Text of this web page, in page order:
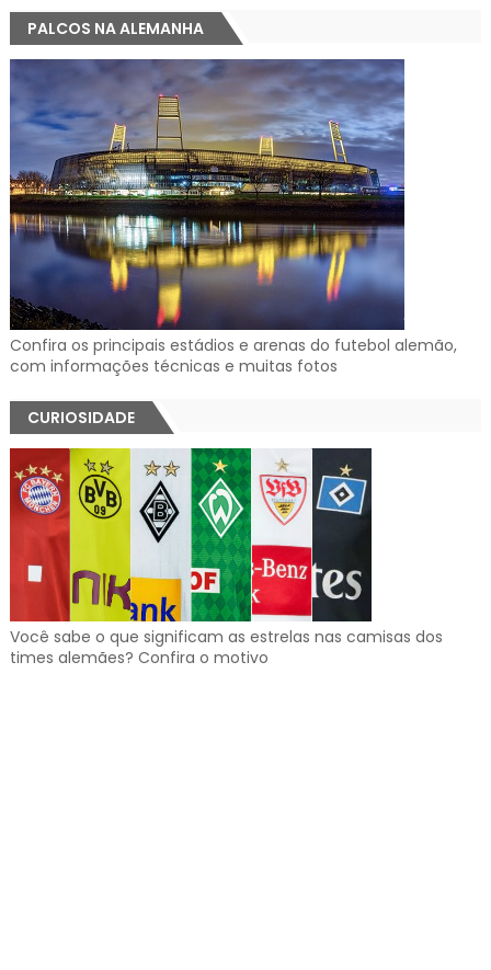
PALCOS NA ALEMANHA
Confira os principais estádios e arenas do futebol alemão,
com informações técnicas e muitas fotos
CURIOSIDADE
Você sabe o que significam as estrelas nas camisas dos
times alemães? Confira o motivo